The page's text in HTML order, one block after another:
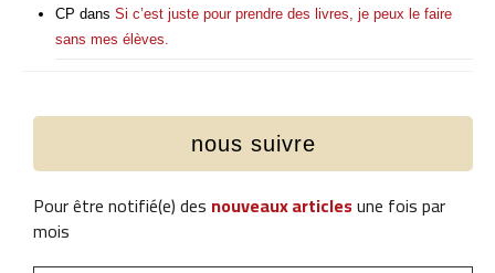
CP dans Si c’est juste pour prendre des livres, je peux le faire
sans mes élèves.
nous suivre
Pour être notifié(e) des nouveaux articlesune fois par
mois